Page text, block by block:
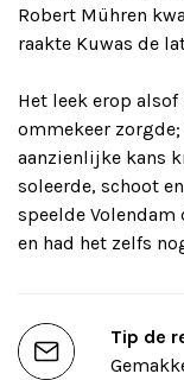
Robert Mühren
raakte Kuwas de
Het leek erop
ommekeer zorgde;
aanzienlijke kans
soleerde, schoot
speelde
en had het zelfs
Tip de